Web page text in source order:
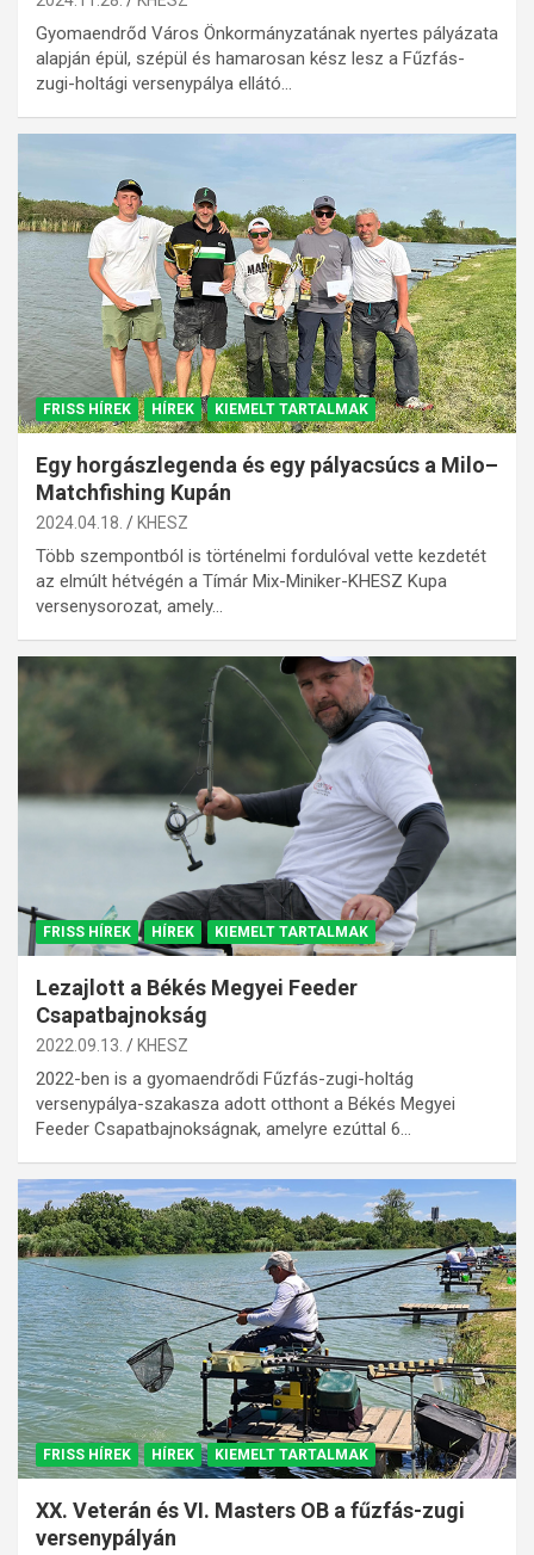
Gyomaendrőd Város Önkormányzatának nyertes pályázata
alapján épül, szépül és hamarosan kész lesz a Fűzfás-
zugi-holtági versenypálya ellátó…
FRISS HÍREK HÍREK KIEMELT TARTALMAK
Egy horgászlegenda és egy pályacsúcs a Milo–
Matchfishing Kupán
2024.04.18. KHESZ
Több szempontból is történelmi fordulóval vette kezdetét
az elmúlt hétvégén a Tímár Mix-Miniker-KHESZ Kupa
versenysorozat, amely…
FRISS HÍREK HÍREK KIEMELT TARTALMAK
Lezajlott a Békés Megyei Feeder
Csapatbajnokság
2022.09.13. KHESZ
2022-ben is a gyomaendrődi Fűzfás-zugi-holtág
versenypálya-szakasza adott otthont a Békés Megyei
Feeder Csapatbajnokságnak, amelyre ezúttal 6…
FRISS HÍREK HÍREK KIEMELT TARTALMAK
XX. Veterán és VI. Masters OB a fűzfás-zugi
versenypályán